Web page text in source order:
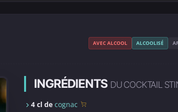
AVEC ALCOOL ALCOOLISÉ
INGRÉDIENTS DU COCKTAIL
4 cl decognac